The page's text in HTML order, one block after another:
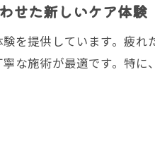
せた新しいケア体験
を提供しています。疲れ
な施術が最適です。特に